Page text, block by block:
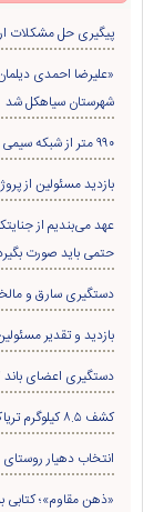
پیگیری حل مشکلات
«علیرضا احمدی
شهرستان سیاهکل شد
۹۹۰ متر از شبکه سیمی روستای لشکریان به کابل خودنگهدار ارتقاء یافت
بازدید مسئولین از
عهد می‌بندیم از
حتمی باید صورت
دستگیری سارق و
بازدید و تقدیر
دستگیری اعضای باند ۷ نفره حفاری غير مجاز درسیاهکل
کشف ۸.۵ کیلوگرم تریاک در سیاهکل/ قاچاقچی مواد مخدر دستگیر شد
انتخاب دهیار روستای
«ذهن مقاوم»؛ کتابی